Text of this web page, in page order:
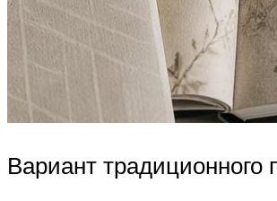
Вариант традиционного